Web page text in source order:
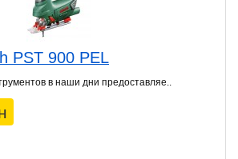
PST 900 PEL
в наши дни предоставляе..